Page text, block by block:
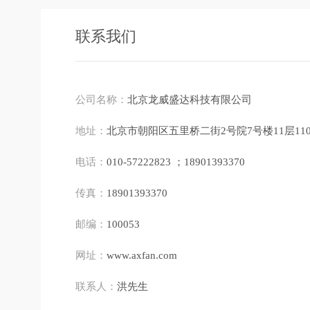
联系我们
公司名称： 北京龙威盛达科技有限公司
地址： 北京市朝阳区五里桥二街2号院7号楼11层
电话： 010-57222823 ；18901393370
传真： 18901393370
邮编： 100053
网址： www.axfan.com
联系人： 洪先生